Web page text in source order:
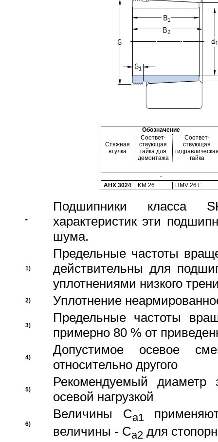
Обозначение
Стяжная
втулка
Соответ-
ствующая
гайка для
демонтажа
Соответ-
ствующая
гайка
-
AHX 3024
KM 26 HMV 26 E
*
Подшипники класса
характеристик эти
шума.
1)
Предельные частоты
действительны для
уплотнениями низкого
2) Уплотнение
3)
Предельные частоты
примерно 80 % от
4)
Допустимое осевое
относительно другого
5)
Рекомендуемый диаметр
осевой нагрузкой
6)
Величины Ca1
величины - Ca2 для